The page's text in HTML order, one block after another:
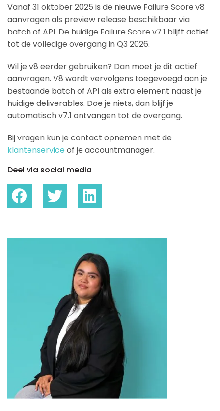
Vanaf 31 oktober 2025 is de nieuwe Failure Score v8
aanvragen als preview release beschikbaar via
batch of API. De huidige Failure Score v7.1 blijft actief
tot de volledige overgang in Q3 2026.
Wil je v8 eerder gebruiken? Dan moet je dit actief
aanvragen. V8 wordt vervolgens toegevoegd aan je
bestaande batch of API als extra element naast je
huidige deliverables. Doe je niets, dan blijf je
automatisch v7.1 ontvangen tot de overgang.
Bij vragen kun je contact opnemen met de
klantenservice of je accountmanager.
Deel via social media